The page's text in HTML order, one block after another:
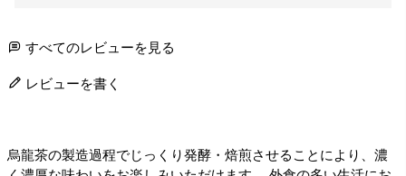
すべてのレビューを見る
レビューを書く
烏龍茶の製造過程でじっくり発酵・焙煎させることにより、濃